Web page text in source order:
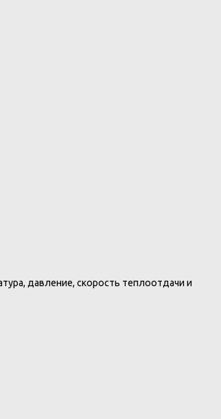
давление, скорость теплоотдачи и